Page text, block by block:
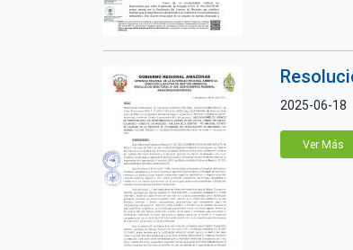
2025-06-18
Ver Más